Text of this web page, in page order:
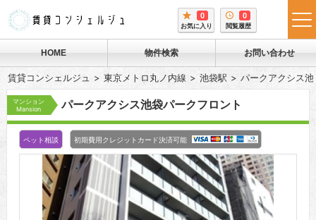
0
お気に入り
0
閲覧履歴
HOME 物件検索 お問い合わせ
賃貸コンシェルジュ 東京メトロ丸ノ内線 池袋駅 パークアクシス
マンション
Mansion
パークアクシス池袋パークフロント
ペット相談 初期費用クレジットカード決済可能